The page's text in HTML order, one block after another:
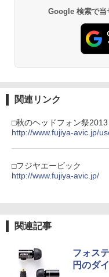
Google 検索で当
関連リンク
□秋のヘッドフォン祭2013
http://www.fujiya-avic.jp/
□フジヤエービック
http://www.fujiya-avic.jp/
関連記事
フォス
円のダ